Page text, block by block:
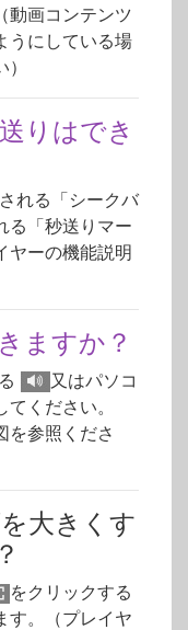
動画コンテンツ
うにしている場
りはでき
れる「シークバ
る「秒送りマー
ヤーの機能説明
ますか？
又はパソコ
ください。
を参照くださ
大きくす
をクリックする
す。（プレイヤ